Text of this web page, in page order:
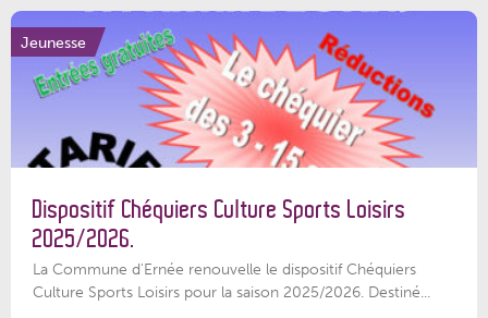
Jeunesse
Dispositif Chéquiers Culture Sports Loisirs
2025/2026.
La Commune d'Ernée renouvelle le dispositif Chéquiers
Culture Sports Loisirs pour la saison 2025/2026. Destiné...